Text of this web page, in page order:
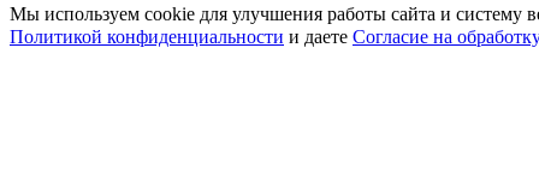
Мы используем cookie для улучшения работы сайта и систему
Политикой конфиденциальности и даете Согласие на